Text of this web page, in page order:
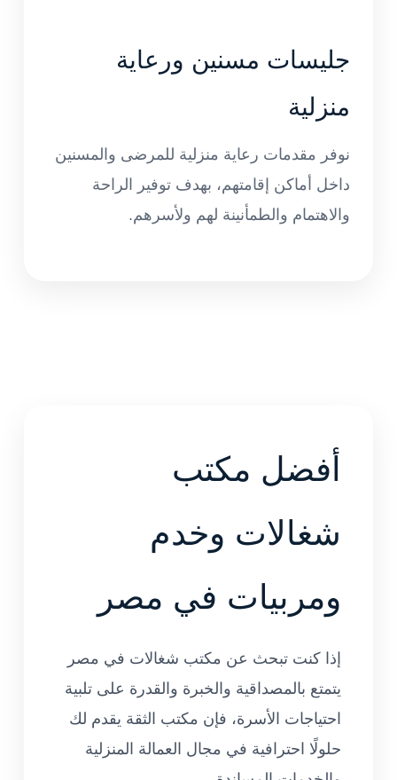
جليسات مسنين ورعاية
منزلية
نوفر مقدمات رعاية منزلية للمرضى والمسنين
داخل أماكن إقامتهم، بهدف توفير الراحة
والاهتمام والطمأنينة لهم ولأسرهم.
أفضل مكتب
شغالات وخدم
ومربيات في مصر
إذا كنت تبحث عن مكتب شغالات في مصر
يتمتع بالمصداقية والخبرة والقدرة على تلبية
احتياجات الأسرة، فإن مكتب الثقة يقدم لك
حلولًا احترافية في مجال العمالة المنزلية